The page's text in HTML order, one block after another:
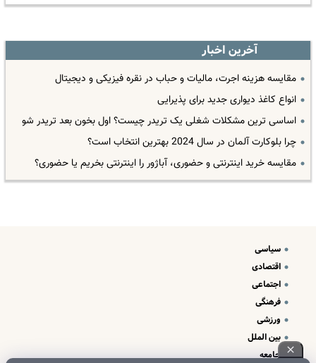
آخرین اخبار
مقایسه هزینه اجرت، مالیات و حباب در نقره فیزیکی و دیجیتال
انواع کاغذ دیواری جدید برای پذیرایی
اساسی ترین مشکلات شغلی یک تریدر چیست؟ اول بخون بعد تریدر شو
چرا بلوکارت آلمان در سال 2024 بهترین انتخاب است؟
مقایسه خرید اینترنتی و حضوری، آباژور را اینترنتی بخریم یا حضوری؟
سیاسی
اقتصادی
اجتماعی
فرهنگی
ورزشی
بین الملل
جامعه